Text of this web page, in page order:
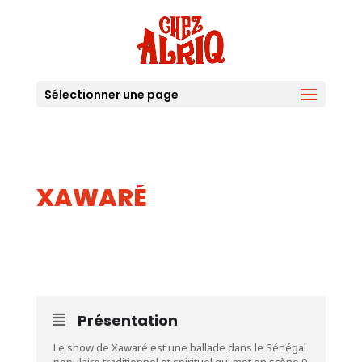
Sélectionner une page
XAWARÉ
Présentation
Le show de Xawaré est une ballade dans le Sénégal